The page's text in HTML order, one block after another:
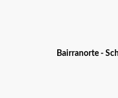
Bairranorte -